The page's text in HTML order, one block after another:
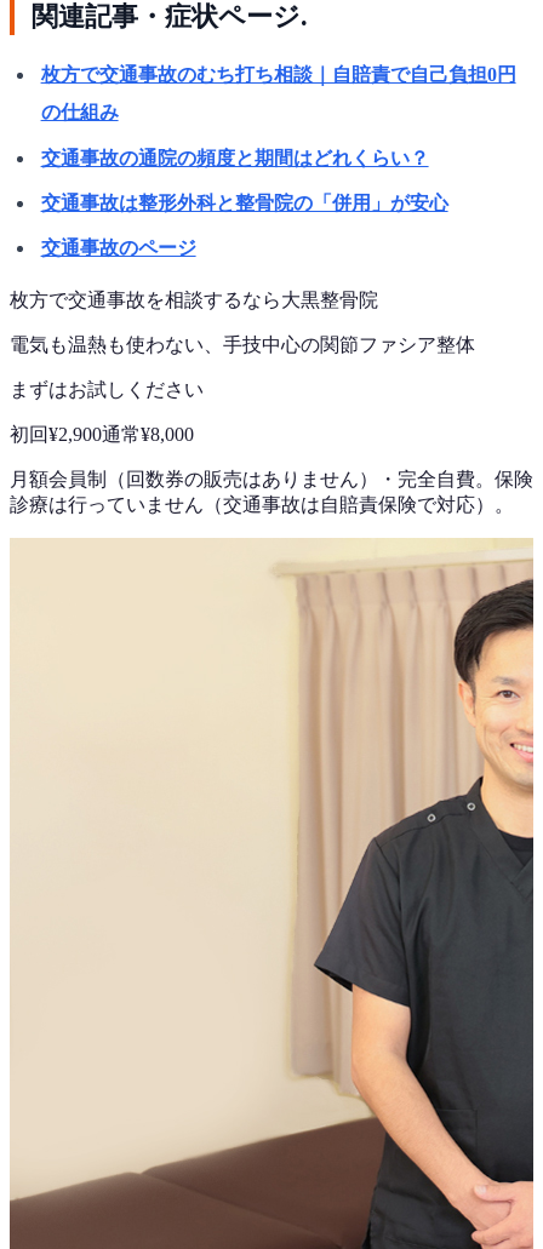
関連記事・症状ページ.
枚方で交通事故のむち打ち相談｜自賠責で自己負担0円
の仕組み
交通事故の通院の頻度と期間はどれくらい？
交通事故は整形外科と整骨院の「併用」が安心
交通事故のページ
枚方で交通事故を相談するなら大黒整骨院
電気も温熱も使わない、手技中心の関節ファシア整体
まずはお試しください
初回¥2,900通常¥8,000
月額会員制（回数券の販売はありません） ・ 完全自費。保険
診療は行っていません（交通事故は自賠責保険で対応）。